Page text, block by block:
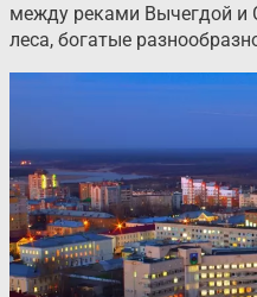
между реками Вычегдой и
леса, богатые